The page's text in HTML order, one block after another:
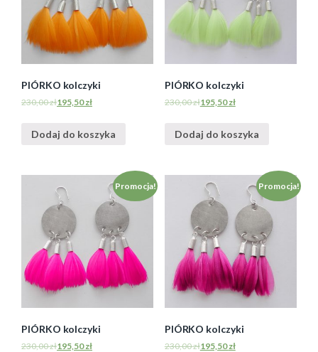
PIÓRKO kolczyki
230,00zł195,50zł
Dodaj do koszyka
PIÓRKO kolczyki
230,00zł195,50zł
Dodaj do koszyka
Promocja!
PIÓRKO kolczyki
230,00zł195,50zł
Promocja!
PIÓRKO kolczyki
230,00zł195,50zł